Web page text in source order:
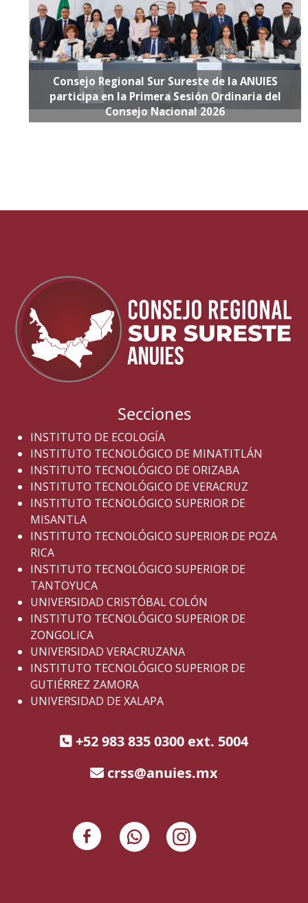
Consejo Regional Sur Sureste de la ANUIES
participa en la Primera Sesión Ordinaria del
Consejo Nacional 2026
Secciones
INSTITUTO DE ECOLOGÍA
INSTITUTO TECNOLÓGICO DE MINATITLÁN
INSTITUTO TECNOLÓGICO DE ORIZABA
INSTITUTO TECNOLÓGICO DE VERACRUZ
INSTITUTO TECNOLÓGICO SUPERIOR DE
MISANTLA
INSTITUTO TECNOLÓGICO SUPERIOR DE POZA
RICA
INSTITUTO TECNOLÓGICO SUPERIOR DE
TANTOYUCA
UNIVERSIDAD CRISTÓBAL COLÓN
INSTITUTO TECNOLÓGICO SUPERIOR DE
ZONGOLICA
UNIVERSIDAD VERACRUZANA
INSTITUTO TECNOLÓGICO SUPERIOR DE
GUTIÉRREZ ZAMORA
UNIVERSIDAD DE XALAPA
+52 983 835 0300 ext. 5004
crss@anuies.mx